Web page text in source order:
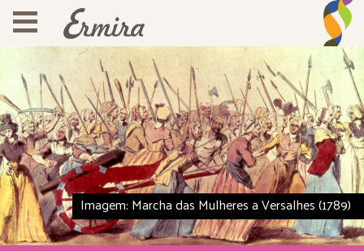
Imagem: Marcha das Mulheres a Versalhes (1789)